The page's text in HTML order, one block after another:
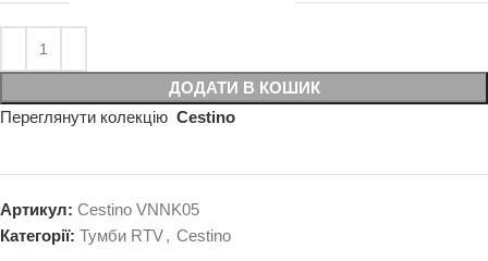
ДОДАТИ В КОШИК
Переглянути колекцію Cestino
Артикул: Cestino VNNK05
Категорії: Тумби RTV, Cestino